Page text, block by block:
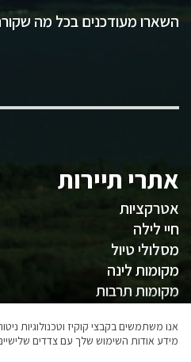
השארו מעודכנים בכל מה
אתרי תיירות
אטרקציות
חיי לילה
מסלולי טיול
מקומות לינה
מקומות תרבות
אנו משתמשים בקבצי קוקיז וטכנולוגיות
מידע אודות השימוש שלך עם צדדים